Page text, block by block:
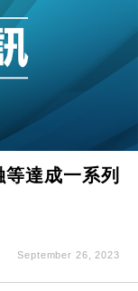
達成一系列
September 26, 2023